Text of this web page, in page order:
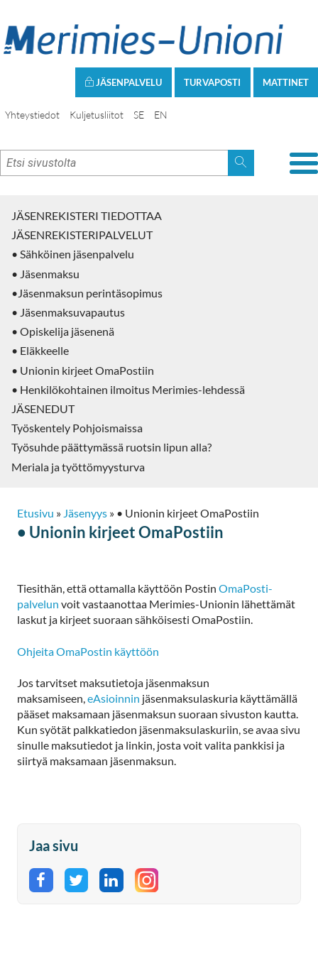
MATTINET
TURVAPOSTI
JÄSENPALVELU
Yhteystiedot Kuljetusliitot SE EN
JÄSENREKISTERI TIEDOTTAA
JÄSENREKISTERIPALVELUT
• Sähköinen jäsenpalvelu
• Jäsenmaksu
•Jäsenmaksun perintäsopimus
• Jäsenmaksuvapautus
• Opiskelija jäsenenä
• Eläkkeelle
• Unionin kirjeet OmaPostiin
• Henkilökohtainen ilmoitus Merimies-lehdessä
JÄSENEDUT
Työskentely Pohjoismaissa
Työsuhde päättymässä ruotsin lipun alla?
Meriala ja työttömyysturva
Etusivu » Jäsenyys » • Unionin kirjeet OmaPostiin
• Unionin kirjeet OmaPostiin
Tiesithän, että ottamalla käyttöön Postin OmaPosti-
palvelun voit vastaanottaa Merimies-Unionin lähettämät
laskut ja kirjeet suoraan sähköisesti OmaPostiin.
Ohjeita OmaPostin käyttöön
Jos tarvitset maksutietoja jäsenmaksun
maksamiseen,eAsioinnin jäsenmaksulaskuria käyttämällä
pääset maksamaan jäsenmaksun suoraan sivuston kautta.
Kun syötät palkkatiedon jäsenmaksulaskuriin, se avaa sivu
sinulle maksutiedot ja linkin, josta voit valita pankkisi ja
siirtyä maksamaan jäsenmaksun.
Jaa sivu
Jaa Facebookissa
Jaa Twitterissä
Jaa LinkedInissä